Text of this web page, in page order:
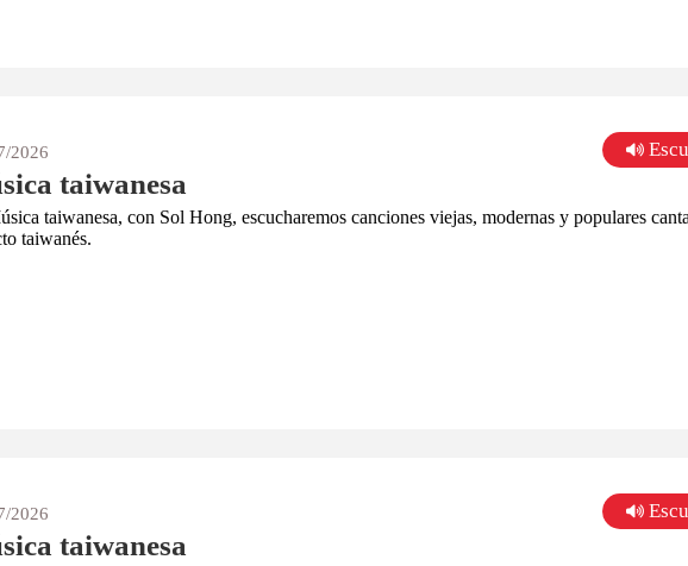
taiwanesa
taiwanesa, con Sol Hong, escucharemos canciones viejas, modernas y populares
taiwanés.
2026
taiwanesa
2026